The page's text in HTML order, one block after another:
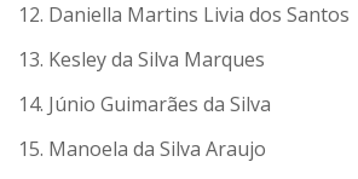
12. Daniella Martins Livia dos Santos
13. Kesley da Silva Marques
14. Júnio Guimarães da Silva
15. Manoela da Silva Araujo